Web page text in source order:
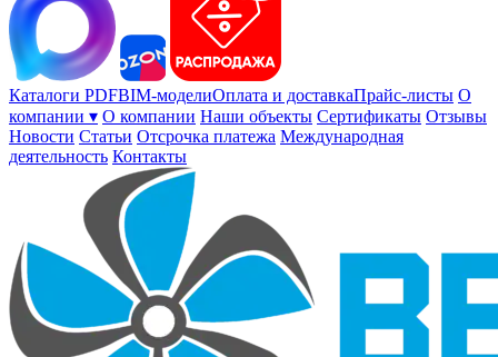
Каталоги PDFBIM-моделиОплата и доставкаПрайс-листы О
компании ▾ О компании Наши объекты Сертификаты Отзывы
Новости Статьи Отсрочка платежа Международная
деятельность Контакты